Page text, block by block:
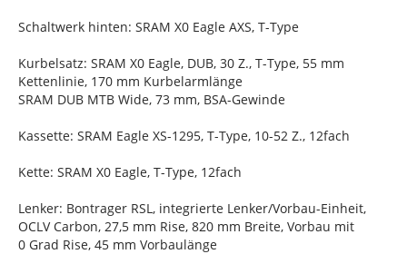
Schaltwerk hinten: SRAM X0 Eagle AXS, T-Type
Kurbelsatz: SRAM X0 Eagle, DUB, 30 Z., T-Type, 55 mm
Kettenlinie, 170 mm Kurbelarmlänge
SRAM DUB MTB Wide, 73 mm, BSA-Gewinde
Kassette: SRAM Eagle XS-1295, T-Type, 10-52 Z., 12fach
Kette: SRAM X0 Eagle, T-Type, 12fach
Lenker: Bontrager RSL, integrierte Lenker/Vorbau-Einheit,
OCLV Carbon, 27,5 mm Rise, 820 mm Breite, Vorbau mit
0 Grad Rise, 45 mm Vorbaulänge